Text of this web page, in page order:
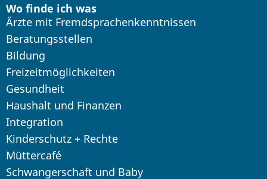
Wo finde ich was
Ärzte mit Fremdsprachenkenntnissen
Beratungsstellen
Bildung
Freizeitmöglichkeiten
Gesundheit
Haushalt und Finanzen
Integration
Kinderschutz + Rechte
Müttercafé
Schwangerschaft und Baby